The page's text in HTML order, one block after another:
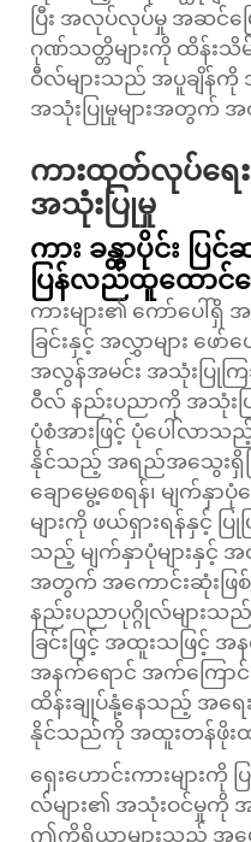
ပြီး အလုပ်လုပ်မှု အဆင်မြ
ဂုဏ်သတ္တိများကို ထိန်းသိ
ဝီလ်များသည် အပူချိ
အသုံးပြုမှုများအတွက်
ကားထုတ်လုပ်ရေ
အသုံးပြုမှု
ကား ခန္တာပိုင်း ပြ
ပြန်လည်ထူထောင်ရ
ကားများ၏ ကော်ပေါ်
ခြင်းနှင့် အလွှာများ ဖော်ပ
အလွန်အမင်း အသုံးပြုက
ဝီလ် နည်းပညာကို အသုံးပ
ပုံစံအားဖြင့် ပုံပေါ်လ
နိုင်သည့် အရည်အသွေးရှိခ
ချောမွေ့စေရန်၊ မျက်နှ
များကို ဖယ်ရှားရန်နှင့် ပ
သည့် မျက်နှာပုံများနှင့်
အတွက် အကောင်းဆုံးဖြ
နည်းပညာပုဂ္ဂိုလ်များသ
ခြင်းဖြင့် အထူးသဖြင့်
အနက်ရောင် အက်ကြောင်
ထိန်းချုပ်နုံ့နေသည့် အရေ
နိုင်သည်ကို အထူးတန်ဖိုး
ရှေးဟောင်းကားများ
လ်များ၏ အသုံးဝင်မှုကို
ဤကိရိယာများသည် အဟေ